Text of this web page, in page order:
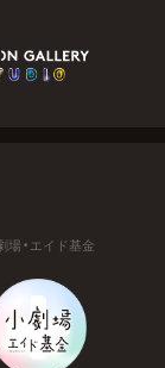
場・エイド基金